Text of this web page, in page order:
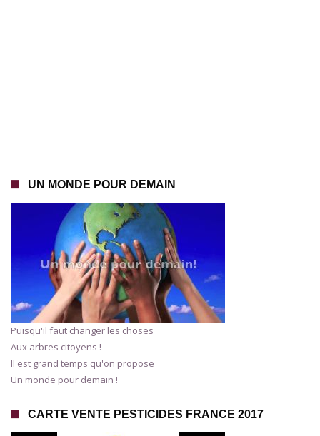
UN MONDE POUR DEMAIN
Puisqu'il faut changer les choses
Aux arbres citoyens !
Il est grand temps qu'on propose
Un monde pour demain !
CARTE VENTE PESTICIDES FRANCE 2017